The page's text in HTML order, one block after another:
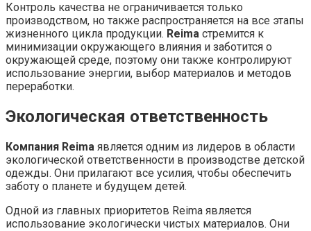
Контроль качества не ограничивается только
производством, но также распространяется на все этапы
жизненного цикла продукции. Reima стремится к
минимизации окружающего влияния и заботится о
окружающей среде, поэтому они также контролируют
использование энергии, выбор материалов и методов
переработки.
Экологическая ответственность
Компания Reima является одним из лидеров в области
экологической ответственности в производстве детской
одежды. Они прилагают все усилия, чтобы обеспечить
заботу о планете и будущем детей.
Одной из главных приоритетов Reima является
использование экологически чистых материалов. Они